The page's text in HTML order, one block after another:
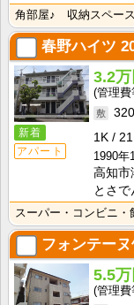
春野ハイツ
新着
アパート
3.2万
1K
1990年
高知市
とさ
フォンテー
5.5万